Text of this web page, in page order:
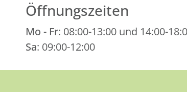
Öffnungszeiten
Mo - Fr: 08:00-13:00 und 14:00-
Sa: 09:00-12:00